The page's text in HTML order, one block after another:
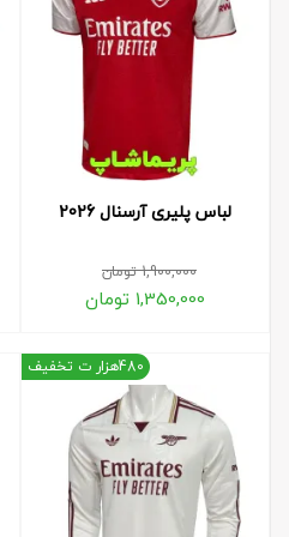
لباس پلیری آرسنال 2026
1,900,000تومان
1,350,000 تومان
480هزار ت تخفیف